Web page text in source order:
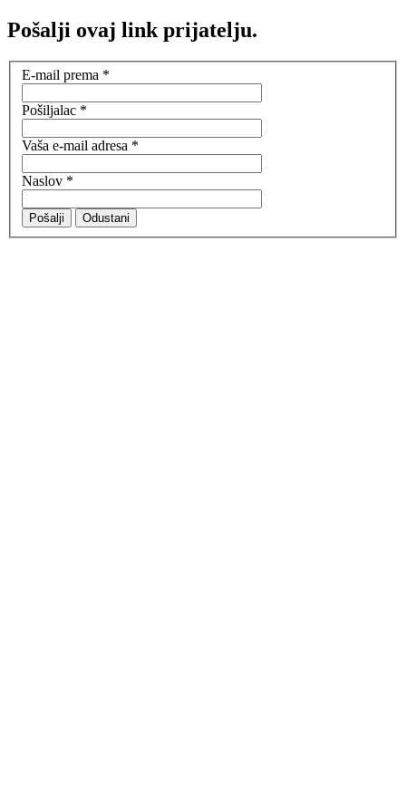
Pošalji ovaj link prijatelju.
E-mail prema *
Pošiljalac *
Vaša e-mail adresa *
Naslov *
Pošalji Odustani